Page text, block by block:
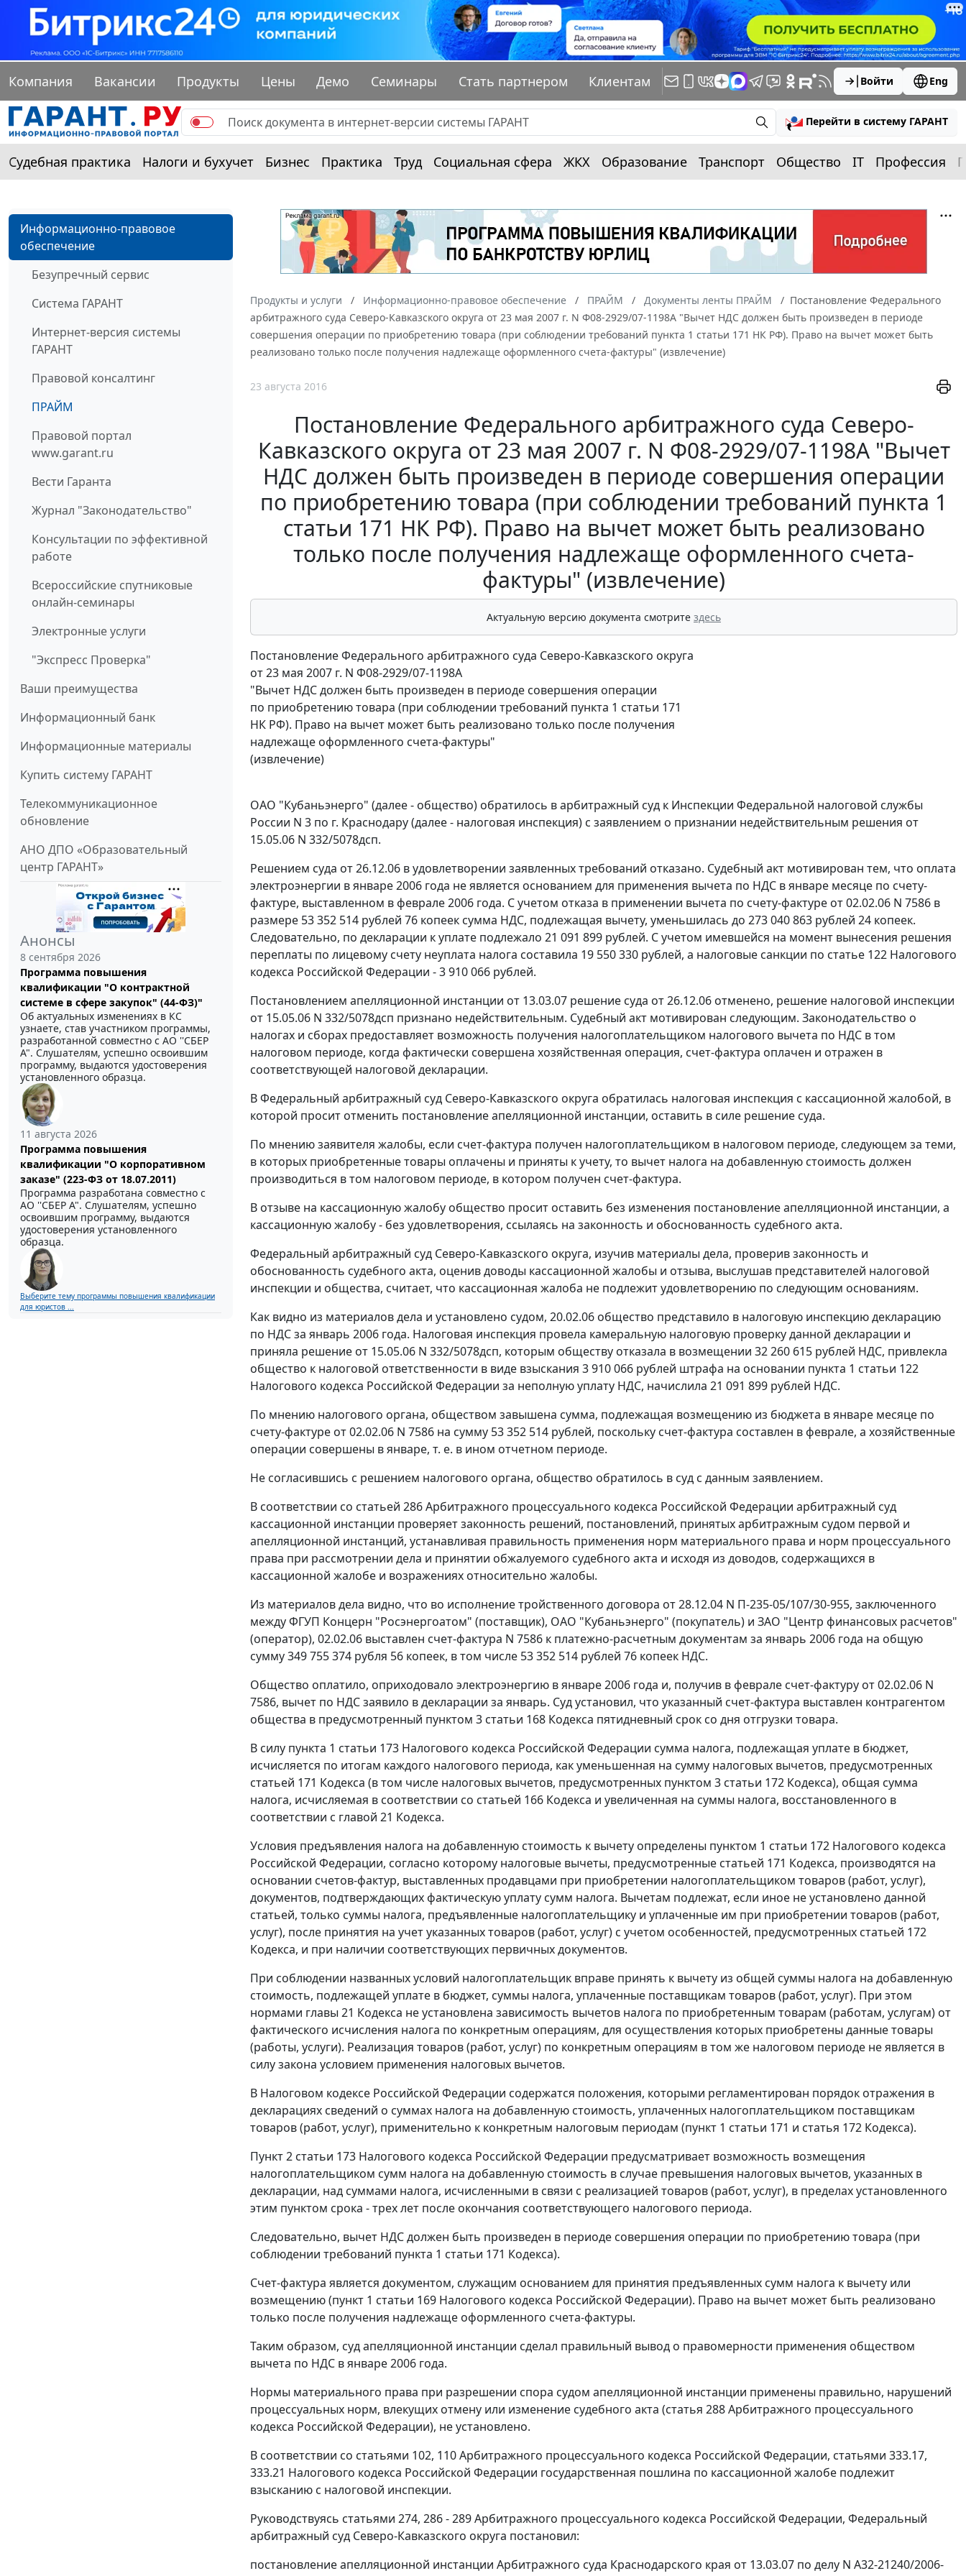
Компания Вакансии Продукты Цены Демо Семинары Стать партнером Клиентам Войти Eng
Перейти в систему ГАРАНТ
Судебная практика Налоги и бухучет Бизнес Практика Труд Социальная сфера ЖКХ Образование Транспорт Общество IT Профессия
Информационно-правовое
обеспечение
Безупречный сервис
Система ГАРАНТ
Интернет-версия системы
ГАРАНТ
Правовой консалтинг
ПРАЙМ
Правовой портал
www.garant.ru
Вести Гаранта
Журнал "Законодательство"
Консультации по эффективной
работе
Всероссийские спутниковые
онлайн-семинары
Электронные услуги
"Экспресс Проверка"
Ваши преимущества
Информационный банк
Информационные материалы
Купить систему ГАРАНТ
Телекоммуникационное
обновление
АНО ДПО «Образовательный
центр ГАРАНТ»
Анонсы
8 сентября 2026
Программа повышения
квалификации "О контрактной
системе в сфере закупок" (44-ФЗ)"
Об актуальных изменениях в КС
узнаете, став участником программы,
разработанной совместно с АО ''СБЕР
А". Слушателям, успешно освоившим
программу, выдаются удостоверения
установленного образца.
11 августа 2026
Программа повышения
квалификации "О корпоративном
заказе" (223-ФЗ от 18.07.2011)
Программа разработана совместно с
АО ''СБЕР А". Слушателям, успешно
освоившим программу, выдаются
удостоверения установленного
образца.
Выберите тему программы повышения квалификации
для юристов ...
Продукты и услуги Информационно-правовое обеспечение ПРАЙМ Документы ленты ПРАЙМ
Постановление Федерального
арбитражного суда Северо-Кавказского округа от 23 мая 2007 г. N Ф08-2929/07-1198А "Вычет НДС должен быть произведен в периоде
совершения операции по приобретению товара (при соблюдении требований пункта 1 статьи 171 НК РФ). Право на вычет может быть
реализовано только после получения надлежаще оформленного счета-фактуры" (извлечение)
23 августа 2016
Постановление Федерального арбитражного суда Северо-
Кавказского округа от 23 мая 2007 г. N Ф08-2929/07-1198А "Вычет
НДС должен быть произведен в периоде совершения операции
по приобретению товара (при соблюдении требований пункта 1
статьи 171 НК РФ). Право на вычет может быть реализовано
только после получения надлежаще оформленного счета-
фактуры" (извлечение)
Актуальную версию документа смотрите здесь
Постановление Федерального арбитражного суда Северо-Кавказского округа
от 23 мая 2007 г. N Ф08-2929/07-1198А
"Вычет НДС должен быть произведен в периоде совершения операции
по приобретению товара (при соблюдении требований пункта 1 статьи 171
НК РФ). Право на вычет может быть реализовано только после получения
надлежаще оформленного счета-фактуры"
(извлечение)
ОАО "Кубаньэнерго" (далее - общество) обратилось в арбитражный суд к Инспекции Федеральной налоговой службы
России N 3 по г. Краснодару (далее - налоговая инспекция) с заявлением о признании недействительным решения от
15.05.06 N 332/5078дсп.
Решением суда от 26.12.06 в удовлетворении заявленных требований отказано. Судебный акт мотивирован тем, что оплата
электроэнергии в январе 2006 года не является основанием для применения вычета по НДС в январе месяце по счету-
фактуре, выставленном в феврале 2006 года. С учетом отказа в применении вычета по счету-фактуре от 02.02.06 N 7586 в
размере 53 352 514 рублей 76 копеек сумма НДС, подлежащая вычету, уменьшилась до 273 040 863 рублей 24 копеек.
Следовательно, по декларации к уплате подлежало 21 091 899 рублей. С учетом имевшейся на момент вынесения решения
переплаты по лицевому счету неуплата налога составила 19 550 330 рублей, а налоговые санкции по статье 122 Налогового
кодекса Российской Федерации - 3 910 066 рублей.
Постановлением апелляционной инстанции от 13.03.07 решение суда от 26.12.06 отменено, решение налоговой инспекции
от 15.05.06 N 332/5078дсп признано недействительным. Судебный акт мотивирован следующим. Законодательство о
налогах и сборах предоставляет возможность получения налогоплательщиком налогового вычета по НДС в том
налоговом периоде, когда фактически совершена хозяйственная операция, счет-фактура оплачен и отражен в
соответствующей налоговой декларации.
В Федеральный арбитражный суд Северо-Кавказского округа обратилась налоговая инспекция с кассационной жалобой, в
которой просит отменить постановление апелляционной инстанции, оставить в силе решение суда.
По мнению заявителя жалобы, если счет-фактура получен налогоплательщиком в налоговом периоде, следующем за теми,
в которых приобретенные товары оплачены и приняты к учету, то вычет налога на добавленную стоимость должен
производиться в том налоговом периоде, в котором получен счет-фактура.
В отзыве на кассационную жалобу общество просит оставить без изменения постановление апелляционной инстанции, а
кассационную жалобу - без удовлетворения, ссылаясь на законность и обоснованность судебного акта.
Федеральный арбитражный суд Северо-Кавказского округа, изучив материалы дела, проверив законность и
обоснованность судебного акта, оценив доводы кассационной жалобы и отзыва, выслушав представителей налоговой
инспекции и общества, считает, что кассационная жалоба не подлежит удовлетворению по следующим основаниям.
Как видно из материалов дела и установлено судом, 20.02.06 общество представило в налоговую инспекцию декларацию
по НДС за январь 2006 года. Налоговая инспекция провела камеральную налоговую проверку данной декларации и
приняла решение от 15.05.06 N 332/5078дсп, которым обществу отказала в возмещении 32 260 615 рублей НДС, привлекла
общество к налоговой ответственности в виде взыскания 3 910 066 рублей штрафа на основании пункта 1 статьи 122
Налогового кодекса Российской Федерации за неполную уплату НДС, начислила 21 091 899 рублей НДС.
По мнению налогового органа, обществом завышена сумма, подлежащая возмещению из бюджета в январе месяце по
счету-фактуре от 02.02.06 N 7586 на сумму 53 352 514 рублей, поскольку счет-фактура составлен в феврале, а хозяйственные
операции совершены в январе, т. е. в ином отчетном периоде.
Не согласившись с решением налогового органа, общество обратилось в суд с данным заявлением.
В соответствии со статьей 286Арбитражного процессуального кодекса Российской Федерации арбитражный суд
кассационной инстанции проверяет законность решений, постановлений, принятых арбитражным судом первой и
апелляционной инстанций, устанавливая правильность применения норм материального права и норм процессуального
права при рассмотрении дела и принятии обжалуемого судебного акта и исходя из доводов, содержащихся в
кассационной жалобе и возражениях относительно жалобы.
Из материалов дела видно, что во исполнение тройственного договора от 28.12.04 N П-235-05/107/30-955, заключенного
между ФГУП Концерн "Росэнергоатом" (поставщик), ОАО "Кубаньэнерго" (покупатель) и ЗАО "Центр финансовых расчетов"
(оператор), 02.02.06 выставлен счет-фактура N 7586 к платежно-расчетным документам за январь 2006 года на общую
сумму 349 755 374 рубля 56 копеек, в том числе 53 352 514 рублей 76 копеек НДС.
Общество оплатило, оприходовало электроэнергию в январе 2006 года и, получив в феврале счет-фактуру от 02.02.06 N
7586, вычет по НДС заявило в декларации за январь. Суд установил, что указанный счет-фактура выставлен контрагентом
общества в предусмотренный пунктом 3 статьи 168 Кодекса пятидневный срок со дня отгрузки товара.
В силу пункта 1 статьи 173 Налогового кодекса Российской Федерации сумма налога, подлежащая уплате в бюджет,
исчисляется по итогам каждого налогового периода, как уменьшенная на сумму налоговых вычетов, предусмотренных
статьей 171 Кодекса (в том числе налоговых вычетов, предусмотренных пунктом 3 статьи 172 Кодекса), общая сумма
налога, исчисляемая в соответствии со статьей 166 Кодекса и увеличенная на суммы налога, восстановленного в
соответствии с главой 21 Кодекса.
Условия предъявления налога на добавленную стоимость к вычету определены пунктом 1 статьи 172 Налогового кодекса
Российской Федерации, согласно которому налоговые вычеты, предусмотренные статьей 171 Кодекса, производятся на
основании счетов-фактур, выставленных продавцами при приобретении налогоплательщиком товаров (работ, услуг),
документов, подтверждающих фактическую уплату сумм налога. Вычетам подлежат, если иное не установлено данной
статьей, только суммы налога, предъявленные налогоплательщику и уплаченные им при приобретении товаров (работ,
услуг), после принятия на учет указанных товаров (работ, услуг) с учетом особенностей, предусмотренных статьей 172
Кодекса, и при наличии соответствующих первичных документов.
При соблюдении названных условий налогоплательщик вправе принять к вычету из общей суммы налога на добавленную
стоимость, подлежащей уплате в бюджет, суммы налога, уплаченные поставщикам товаров (работ, услуг). При этом
нормами главы 21 Кодекса не установлена зависимость вычетов налога по приобретенным товарам (работам, услугам) от
фактического исчисления налога по конкретным операциям, для осуществления которых приобретены данные товары
(работы, услуги). Реализация товаров (работ, услуг) по конкретным операциям в том же налоговом периоде не является в
силу закона условием применения налоговых вычетов.
В Налоговом кодексе Российской Федерации содержатся положения, которыми регламентирован порядок отражения в
декларациях сведений о суммах налога на добавленную стоимость, уплаченных налогоплательщиком поставщикам
товаров (работ, услуг), применительно к конкретным налоговым периодам (пункт 1 статьи 171 и статья 172 Кодекса).
Пункт 2 статьи 173 Налогового кодекса Российской Федерации предусматривает возможность возмещения
налогоплательщиком сумм налога на добавленную стоимость в случае превышения налоговых вычетов, указанных в
декларации, над суммами налога, исчисленными в связи с реализацией товаров (работ, услуг), в пределах установленного
этим пунктом срока - трех лет после окончания соответствующего налогового периода.
Следовательно, вычет НДС должен быть произведен в периоде совершения операции по приобретению товара (при
соблюдении требований пункта 1 статьи 171 Кодекса).
Счет-фактура является документом, служащим основанием для принятия предъявленных сумм налога к вычету или
возмещению (пункт 1 статьи 169 Налогового кодекса Российской Федерации). Право на вычет может быть реализовано
только после получения надлежаще оформленного счета-фактуры.
Таким образом, суд апелляционной инстанции сделал правильный вывод о правомерности применения обществом
вычета по НДС в январе 2006 года.
Нормы материального права при разрешении спора судом апелляционной инстанции применены правильно, нарушений
процессуальных норм, влекущих отмену или изменение судебного акта (статья 288Арбитражного процессуального
кодекса Российской Федерации), не установлено.
В соответствии со статьями 102, 110Арбитражного процессуального кодекса Российской Федерации, статьями 333.17,
333.21 Налогового кодекса Российской Федерации государственная пошлина по кассационной жалобе подлежит
взысканию с налоговой инспекции.
Руководствуясь статьями 274, 286 - 289Арбитражного процессуального кодекса Российской Федерации, Федеральный
арбитражный суд Северо-Кавказского округа постановил:
постановление апелляционной инстанции Арбитражного суда Краснодарского края от 13.03.07 по делу N А32-21240/2006-